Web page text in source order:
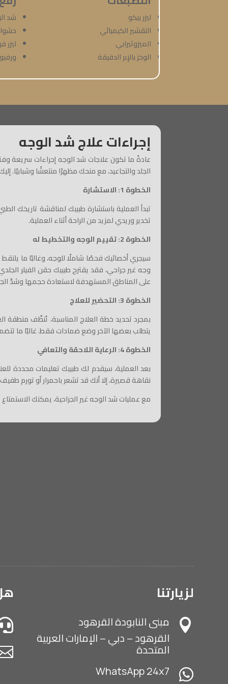
شد
ليزر
ليزر بيكو
التقشير الكيميائي
الميزوثيرابي
الوخز بالإبر الدقيقة
إجراءات علاج شد الوجه
عادةً ما تكون علاجات شد الوجه إجراءات سريعة
الجلد والتجاعيد، مع منحك مظهرًا منتعشًا وشبابيًا.
الخطوة 1: الاستشارة
تبدأ العملية باستشارة طبيبك لمناقشة تاريخك
تخدير وريدي لمزيد من الراحة أثناء العملية.
الخطوة 2: تقييم الوجه والتخطيط له
سيجري أخصائيك فحصًا شاملًا للوجه، وغالبًا ما
وجه غير جراحي، فقد يقترح طبيبك حقن الفيلر
على المناطق المستهدفة لاستعادة حجمها وشدّ
الخطوة 3: التحضير للعلاج
بمجرد تحديد خطة العلاج المناسبة، تُنظّف منطقة
يتطلب بعضها الآخر وضع ضمادات فقط. غالبًا ما
الخطوة 4: الرعاية اللاحقة والتعافي
بعد العملية، سيقدم لك طبيبك تعليمات محددة
نقاهة قصيرة، إلا أنك قد تشعر باحمرار أو تورم
مع عمليات شد الوجه غير الجراحية، يمكنك
لزيارتنا

مبنى النابودة القرهود
القرهود – دبي – الإمارات العربية
المتحدة

WhatsApp 24x7